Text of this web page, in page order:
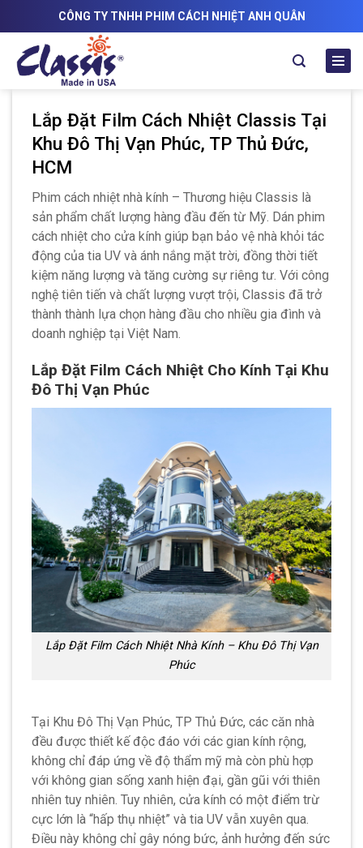
content
CÔNG TY TNHH PHIM CÁCH NHIỆT ANH QUÂN
Lắp Đặt Film Cách Nhiệt Classis Tại
Khu Đô Thị Vạn Phúc, TP Thủ Đức,
HCM
Phim cách nhiệt nhà kính – Thương hiệu Classis là
sản phẩm chất lượng hàng đầu đến từ Mỹ. Dán phim
cách nhiệt cho cửa kính giúp bạn bảo vệ nhà khỏi tác
động của tia UV và ánh nắng mặt trời, đồng thời tiết
kiệm năng lượng và tăng cường sự riêng tư. Với công
nghệ tiên tiến và chất lượng vượt trội, Classis đã trở
thành thành lựa chọn hàng đầu cho nhiều gia đình và
doanh nghiệp tại Việt Nam.
Lắp Đặt Film Cách Nhiệt Cho Kính Tại Khu
Đô Thị Vạn Phúc
Lắp Đặt Film Cách Nhiệt Nhà Kính – Khu Đô Thị Vạn
Phúc
Tại Khu Đô Thị Vạn Phúc, TP Thủ Đức, các căn nhà
đều được thiết kế độc đáo với các gian kính rộng,
không chỉ đáp ứng về độ thẩm mỹ mà còn phù hợp
với không gian sống xanh hiện đại, gần gũi với thiên
nhiên tuy nhiên. Tuy nhiên, cửa kính có một điểm trừ
cực lớn là “hấp thụ nhiệt” và tia UV vẫn xuyên qua.
Điều này không chỉ gây nóng bức, ảnh hưởng đến sức